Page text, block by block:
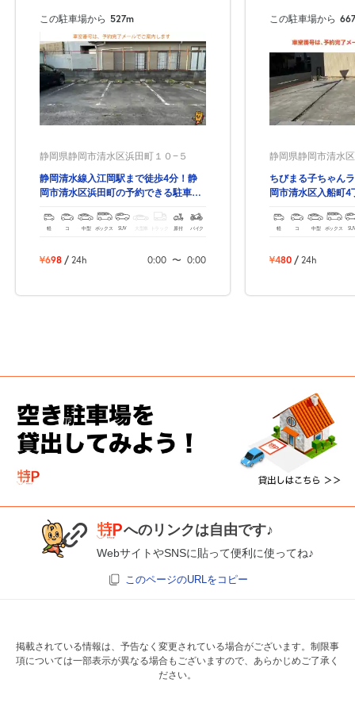
この駐車場から 527m
静岡県静岡市清水区浜田町１０−５
静岡清水線入江岡駅まで徒歩4分！静
岡市清水区浜田町の予約できる駐車
軽 コ 中型 ボックス SUV 大型車 トラック 原付 バイク
¥698 / 24h 0:00 〜 0:00
この駐車場から
静岡県静岡市清水
ちびまる子ちゃん
岡市清水区入船町4
軽 コ 中型 ボックス
¥480 / 24h
へのリンクは自由です♪
WebサイトやSNSに貼って便利に使ってね♪
このページのURLをコピー
掲載されている情報は、予告なく変更されている場合がございます。制限事
項については一部表示が異なる場合もございますので、あらかじめご了承く
ださい。